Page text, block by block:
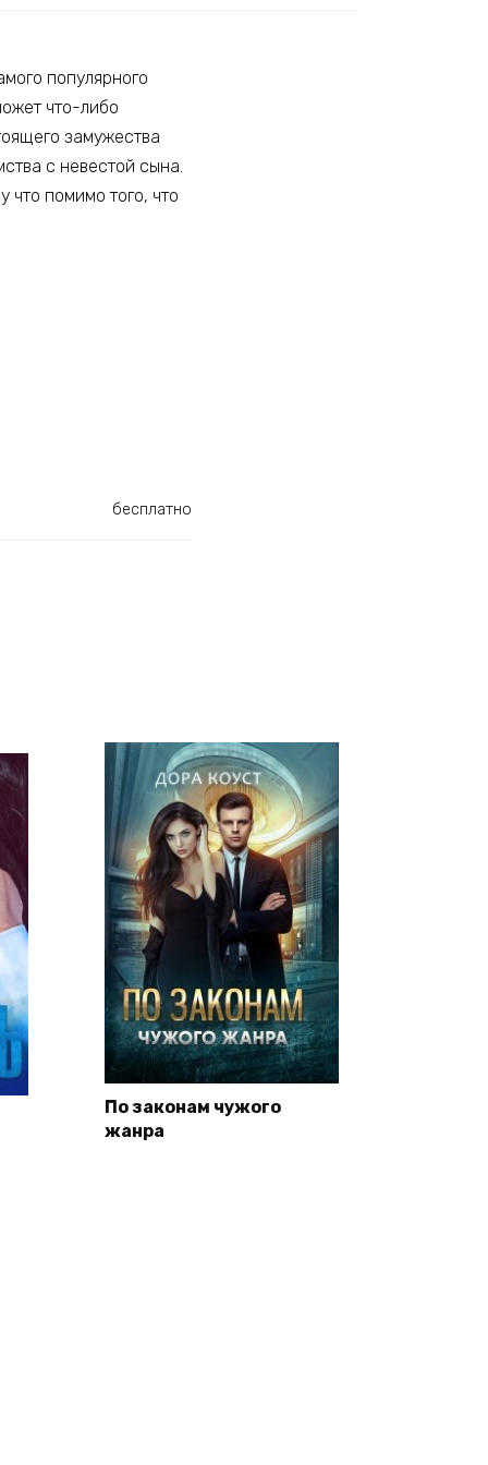
популярного
что-либо
замужества
с невестой сына.
что помимо того, что
бесплатно
По законам чужого
жанра